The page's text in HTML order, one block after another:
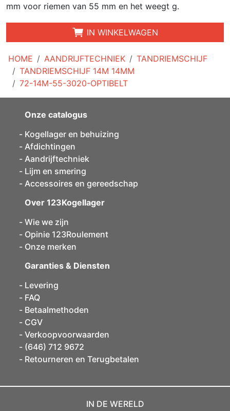
HOME AANDRIJFTECHNIEK
TANDRIEMSCHIJF
TANDRIEMSCHIJF 14M 14MM
72-14M-55-3020-OPTIBELT
mm voor riemen van 55 mm en het weegt g.
IN WINKELWAGEN
Onze catalogus
Kogellager en behuizing
Afdichtingen
Aandrijftechniek
Lijm en smering
Accessoires en gereedschap
Over 123Kogellager
Wie we zijn
Opinie 123Roulement
Onze merken
Garanties & Diensten
Levering
FAQ
Betaalmethoden
CGV
Verkoopvoorwaarden
(646) 712 9672
Retourneren en Terugbetalen
IN DE WERELD